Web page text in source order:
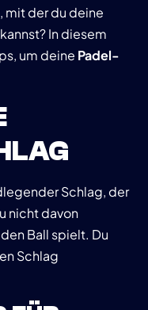
mit der du deine
In diesem
um deine Padel-
Schlag, der
nicht davon
Ball spielt. Du
Schlag